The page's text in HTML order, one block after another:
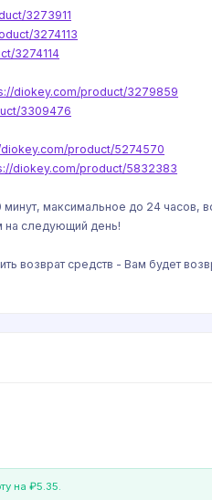
3273911
3274113
3274114
diokey.com/product/3279859
3309476
product/5274570
diokey.com/product/5832383
максимальное до 24 часов,
на следующий день!
возврат средств - Вам будет
на ₽5.35.